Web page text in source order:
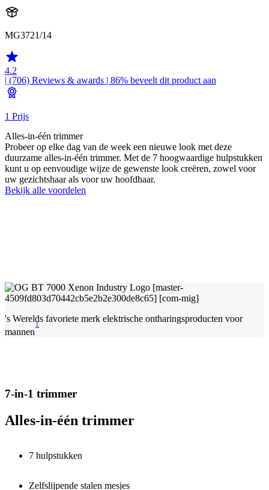
MG3721/14
4.2
| (706) Reviews & awards | 86% beveelt dit product aan
1 Prijs
Alles-in-één trimmer
Probeer op elke dag van de week een nieuwe look met deze
duurzame alles-in-één trimmer. Met de 7 hoogwaardige hulpstukken
kunt u op eenvoudige wijze de gewenste look creëren, zowel voor
uw gezichtshaar als voor uw hoofdhaar.
Bekijk alle voordelen
's Werelds favoriete merk elektrische ontharingsproducten voor
mannen
1
7-in-1 trimmer
Alles-in-één trimmer
7 hulpstukken
Zelfslijpende stalen mesjes